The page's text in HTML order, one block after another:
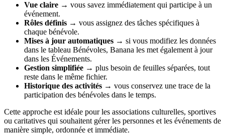
Vue claire → vous savez immédiatement qui participe à un
événement.
Rôles définis → vous assignez des tâches spécifiques à
chaque bénévole.
Mises à jour automatiques → si vous modifiez les données
dans le tableau Bénévoles, Banana les met également à jour
dans les Événements.
Gestion simplifiée → plus besoin de feuilles séparées, tout
reste dans le même fichier.
Historique des activités → vous conservez une trace de la
participation des bénévoles dans le temps.
Cette approche est idéale pour les associations culturelles, sportives
ou caritatives qui souhaitent gérer les personnes et les événements de
manière simple, ordonnée et immédiate.